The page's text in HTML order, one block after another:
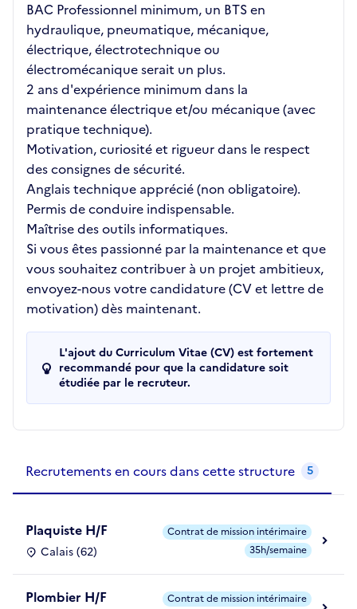
BAC Professionnel minimum, un BTS en
hydraulique, pneumatique, mécanique,
électrique, électrotechnique ou
électromécanique serait un plus.
2 ans d'expérience minimum dans la
maintenance électrique et/ou mécanique (avec
pratique technique).
Motivation, curiosité et rigueur dans le respect
des consignes de sécurité.
Anglais technique apprécié (non obligatoire).
Permis de conduire indispensable.
Maîtrise des outils informatiques.
Si vous êtes passionné par la maintenance et que
vous souhaitez contribuer à un projet ambitieux,
envoyez-nous votre candidature (CV et lettre de
motivation) dès maintenant.
L'ajout du Curriculum Vitae (CV) est fortement
recommandé pour que la candidature soit
étudiée par le recruteur.
Recrutements en cours dans cette structure 5
Plaquiste H/F
Calais (62)
Contrat de mission intérimaire
35h/semaine
Plombier H/F
Contrat de mission intérimaire